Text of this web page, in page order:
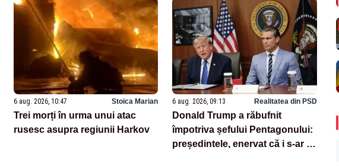
6 aug. 2026, 10:47 Stoica Marian
Trei morți în urma unui atac
rusesc asupra regiunii Harkov
6 aug. 2026, 09:13 Realitatea din PSD
Donald Trump a răbufnit
împotriva șefului Pentagonului:
președintele, enervat că i s-ar fi